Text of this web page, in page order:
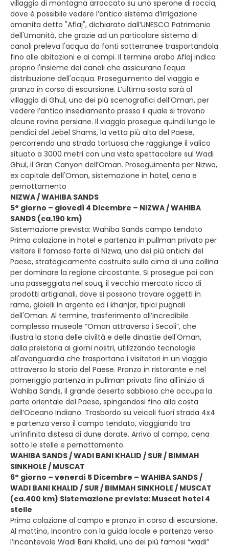
villaggio di montagna arroccato su uno sperone di roccia,
dove è possibile vedere l’antico sistema d’irrigazione
omanita detto "Aflaj", dichiarato dall’UNESCO Patrimonio
dell'Umanità, che grazie ad un particolare sistema di
canali preleva l'acqua da fonti sotterranee trasportandola
fino alle abitazioni e ai campi. Il termine arabo Aflaj indica
proprio l'insieme dei canali che assicurano l'equa
distribuzione dell'acqua. Proseguimento del viaggio e
pranzo in corso di escursione. L’ultima sosta sarà al
villaggio di Ghul, uno dei più scenografici dell’Oman, per
vedere l’antico insediamento presso il quale si trovano
alcune rovine persiane. Il viaggio prosegue quindi lungo le
pendici del Jebel Shams, la vetta più alta del Paese,
percorrendo una strada tortuosa che raggiunge il valico
situato a 3000 metri con una vista spettacolare sul Wadi
Ghul, il Gran Canyon dell’Oman. Proseguimento per Nizwa,
ex capitale dell'Oman, sistemazione in hotel, cena e
pernottamento
NIZWA / WAHIBA SANDS
5° giorno – giovedì 4 Dicembre – NIZWA / WAHIBA
SANDS (ca.190 km)
Sistemazione prevista: Wahiba Sands campo tendato
Prima colazione in hotel e partenza in pullman privato per
visitare il famoso forte di Nizwa, uno dei più antichi del
Paese, strategicamente costruito sulla cima di una collina
per dominare la regione circostante. Si prosegue poi con
una passeggiata nel souq, il vecchio mercato ricco di
prodotti artigianali, dove si possono trovare oggetti in
rame, gioielli in argento ed i khanjar, tipici pugnali
dell'Oman. Al termine, trasferimento all’incredibile
complesso museale “Oman attraverso i Secoli”, che
illustra la storia delle civiltà e delle dinastie dell'Oman,
dalla preistoria ai giorni nostri, utilizzando tecnologie
all'avanguardia che trasportano i visitatori in un viaggio
attraverso la storia del Paese. Pranzo in ristorante e nel
pomeriggio partenza in pullman privato fino all'inizio di
Wahiba Sands, il grande deserto sabbioso che occupa la
parte orientale del Paese, spingendosi fino alla costa
dell’Oceano Indiano. Trasbordo su veicoli fuori strada 4x4
e partenza verso il campo tendato, viaggiando tra
un’infinita distesa di dune dorate. Arrivo al campo, cena
sotto le stelle e pernottamento.
WAHIBA SANDS / WADI BANI KHALID / SUR / BIMMAH
SINKHOLE / MUSCAT
6° giorno – venerdì 5 Dicembre – WAHIBA SANDS /
WADI BANI KHALID / SUR / BIMMAH SINKHOLE / MUSCAT
(ca.400 km) Sistemazione prevista: Muscat hotel 4
stelle
Prima colazione al campo e pranzo in corso di escursione.
Al mattino, incontro con la guida locale e partenza verso
l’incantevole Wadi Bani Khalid, uno dei più famosi “wadi”